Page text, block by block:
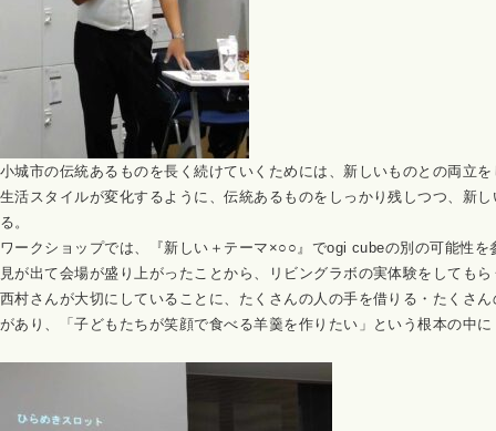
小城市の伝統あるものを長く続けていくためには、新しいものとの両立
生活スタイルが変化するように、伝統あるものをしっかり残しつつ、新
る。
ワークショップでは、『新しい＋テーマ×○○』でogi cubeの別の可能性を
見が出て会場が盛り上がったことから、リビングラボの実体験をしても
西村さんが大切にしていることに、たくさんの人の手を借りる・たくさ
があり、「子どもたちが笑顔で食べる羊羹を作りたい」という根本の中